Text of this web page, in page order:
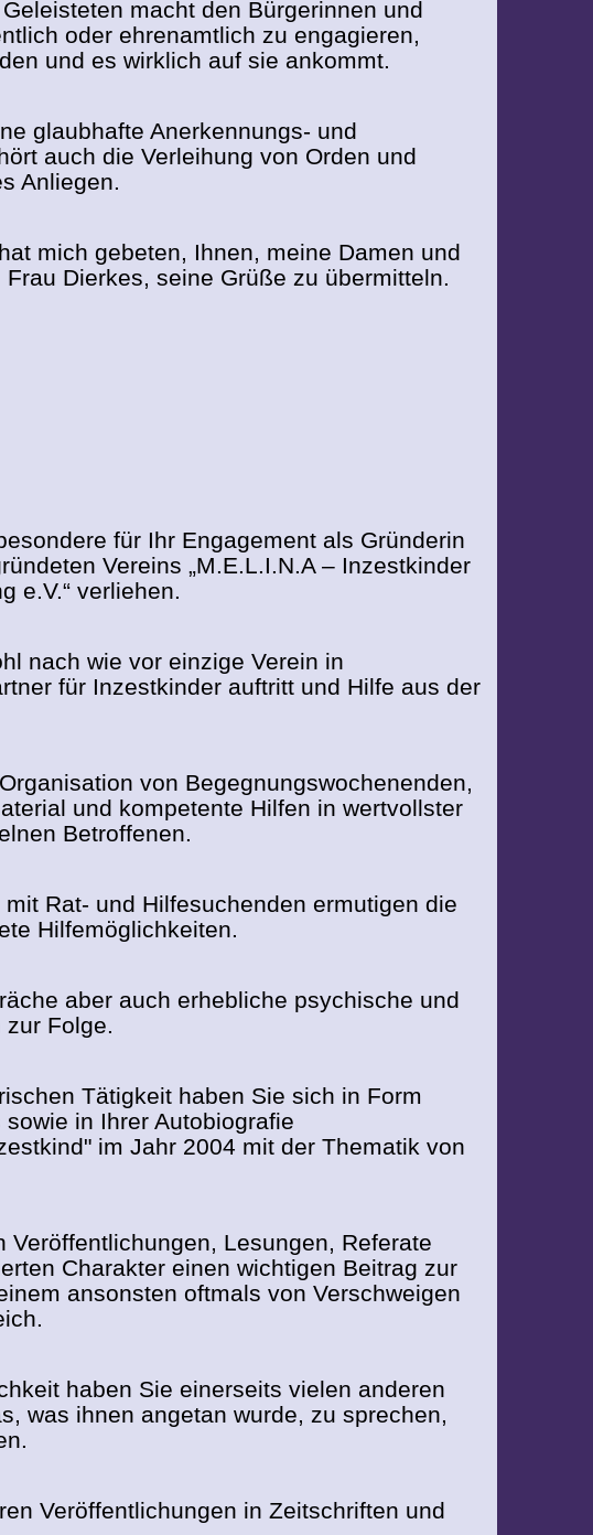
macht den Bürgerinnen und
oder ehrenamtlich zu engagieren,
und es wirklich auf sie ankommt.
glaubhafte Anerkennungs- und
auch die Verleihung von Orden und
Anliegen.
mich gebeten, Ihnen, meine Damen und
Dierkes, seine Grüße zu übermitteln.
für Ihr Engagement als Gründerin
Vereins „M.E.L.I.N.A – Inzestkinder
e.V.“ verliehen.
nach wie vor einzige Verein in
für Inzestkinder auftritt und Hilfe aus der
von Begegnungswochenenden,
und kompetente Hilfen in wertvollster
Betroffenen.
Rat- und Hilfesuchenden ermutigen die
Hilfemöglichkeiten.
aber auch erhebliche psychische und
Folge.
Tätigkeit haben Sie sich in Form
in Ihrer Autobiografie
im Jahr 2004 mit der Thematik von
Lesungen, Referate
Charakter einen wichtigen Beitrag zur
ansonsten oftmals von Verschweigen
haben Sie einerseits vielen anderen
was ihnen angetan wurde, zu sprechen,
Veröffentlichungen in Zeitschriften und